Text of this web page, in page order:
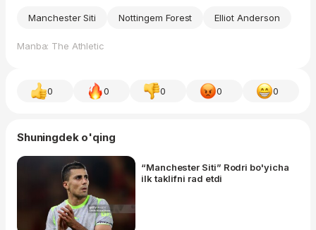
Manchester Siti Nottingem Forest Elliot Anderson
Manba: The Athletic
0 0 0 0 0
Shuningdek o'qing
“Manchester Siti” Rodri bo'yicha
ilk taklifni rad etdi